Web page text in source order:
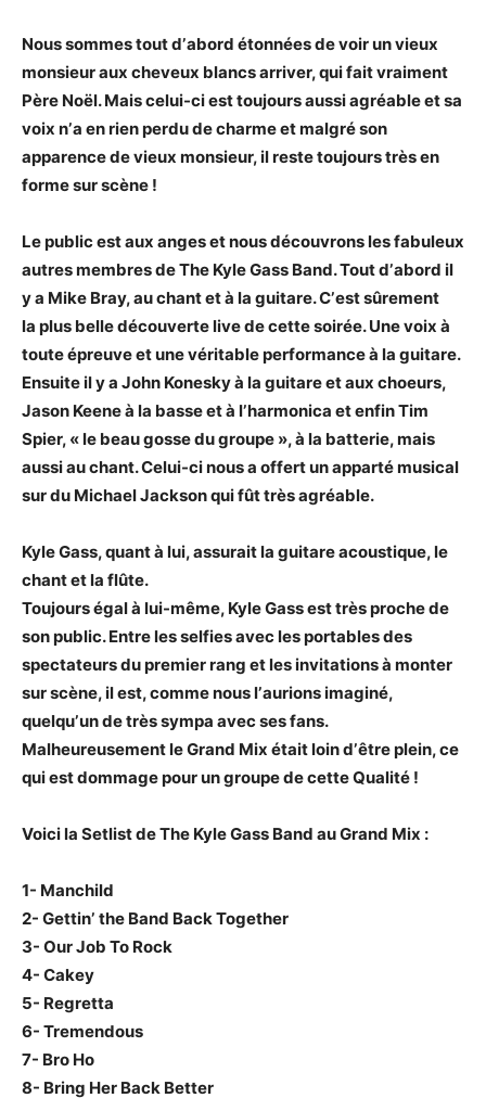
Nous sommes tout dʼabord étonnées de voir un vieux
monsieur aux cheveux blancs arriver, qui fait vraiment
Père Noël. Mais celui-ci est toujours aussiagréable et sa
voix nʼa en rien perdu de charme et malgré son
apparence devieux monsieur, il reste toujours très en
forme sur scène !
Le public est aux anges et nous découvrons les fabuleux
autres membres de The Kyle Gass Band. Tout dʼabord il
y a Mike Bray, au chant et à la guitare. Cʼest sûrement
la plus belle découverte live de cette soirée. Une voix à
toute épreuve et unevéritable performance à la guitare.
Ensuite il y a John Konesky à la guitare etaux choeurs,
Jason Keene à la basse et à lʼharmonica et enfin Tim
Spier, « le beau gosse du groupe », à la batterie, mais
aussi au chant. Celui-ci nous a offert un apparté musical
sur du Michael Jackson qui fût très agréable.
KyleGass, quant à lui, assurait la guitare acoustique, le
chant et la flûte.
Toujours égal à lui-même, Kyle Gass est très proche de
son public. Entre lesselfies avec les portables des
spectateurs du premier rang et les invitations à monter
sur scène, il est, comme nous lʼaurions imaginé,
quelquʼun de trèssympa avec ses fans.
Malheureusement le Grand Mix était loin dʼêtre plein, ce
qui est dommage pour un groupe de cette Qualité !
Voici la Setlist de The Kyle Gass Band au Grand Mix :
1- Manchild
2- Gettinʼ the Band Back Together
3- Our Job To Rock
4- Cakey
5- Regretta
6- Tremendous
7- Bro Ho
8- Bring Her Back Better